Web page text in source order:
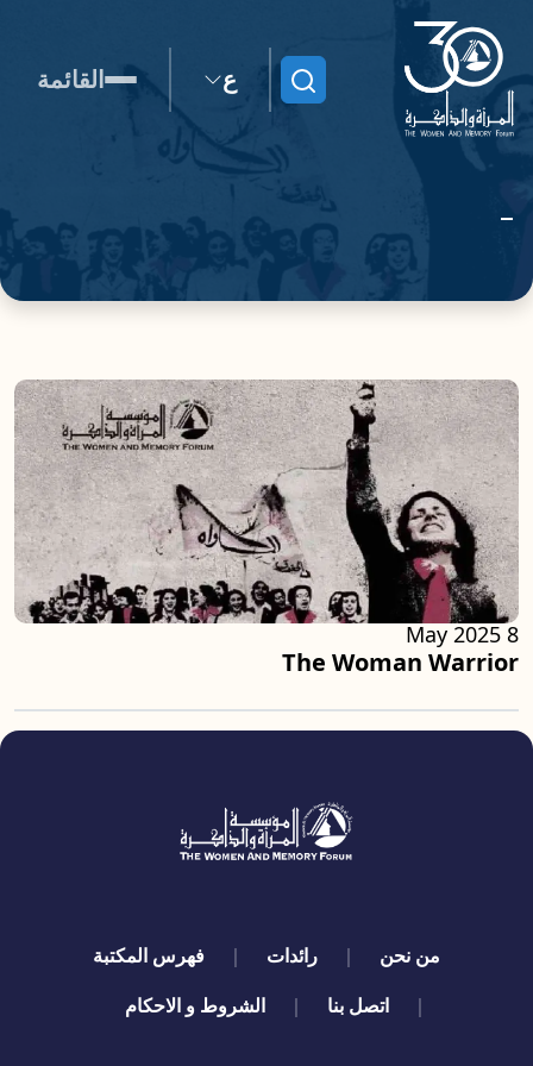
ابحث ع القائمة
The Woman Warrior
8 May 2025
quick links
من نحن رائدات
فهرس المكتبة
اتصل بنا
الشروط و الاحكام